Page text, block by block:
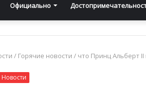
Официально
/ Горячие новости / что Принц Альберт
Новости